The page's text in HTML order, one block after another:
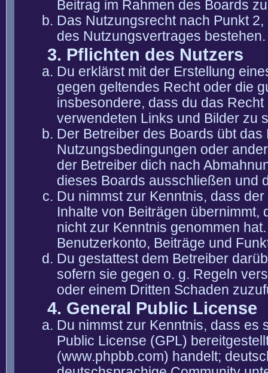
Beitrag im Rahmen des Boards
Das Nutzungsrecht nach Punkt
des Nutzungsvertrages bestehen.
3. Pflichten des Nutzers
Du erklärst mit der Erstellung
gegen geltendes Recht oder die
insbesondere, dass du das
verwendeten Links und Bilder zu
Der Betreiber des Boards übt
Nutzungsbedingungen oder
der Betreiber dich nach
dieses Boards ausschließen und
Du nimmst zur Kenntnis, dass
Inhalte von Beiträgen übernimmt,
nicht zur Kenntnis genommen
Benutzerkonto, Beiträge und
Du gestattest dem Betreiber
sofern sie gegen o. g. Regeln
oder einem Dritten Schaden
4. General Public License
Du nimmst zur Kenntnis, dass es
Public License (GPL)
(www.phpbb.com) handelt;